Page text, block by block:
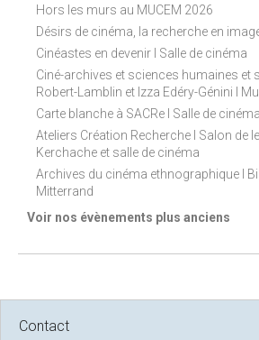
Hors les murs au MUCEM 2026
Désirs de cinéma, la recherche en
Cinéastes en devenir I Salle de cinéma
Ciné-archives et sciences humaines et
Robert-Lamblin et Izza Edéry-Génini I
Carte blanche à SACRe I Salle de cinéma
Ateliers Création Recherche I Salon de
Kerchache et salle de cinéma
Archives du cinéma ethnographique I
Mitterrand
Voir nos évènements plus anciens
Contact